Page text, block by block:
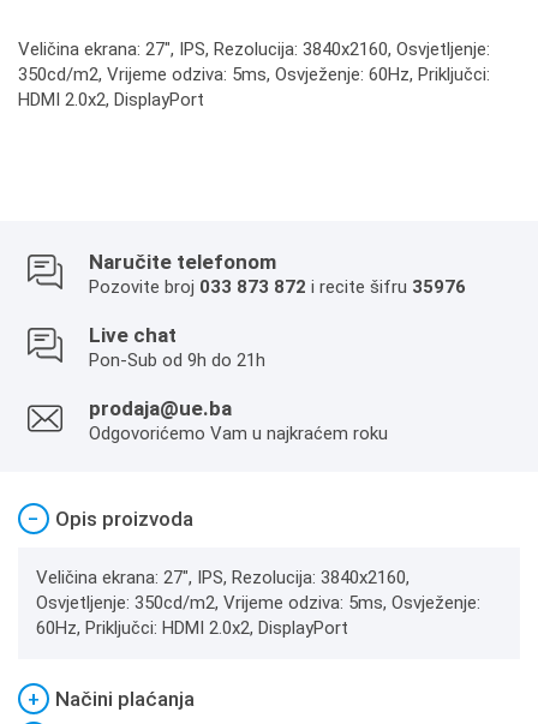
Veličina ekrana: 27", IPS, Rezolucija: 3840x2160, Osvjetljenje:
350cd/m2, Vrijeme odziva: 5ms, Osvježenje: 60Hz, Priključci:
HDMI 2.0x2, DisplayPort
Naručite telefonom
Pozovite broj 033 873 872 i recite šifru 35976
Live chat
Pon-Sub od 9h do 21h
prodaja@ue.ba
Odgovorićemo Vam u najkraćem roku
− Opis proizvoda
Veličina ekrana: 27", IPS, Rezolucija: 3840x2160,
Osvjetljenje: 350cd/m2, Vrijeme odziva: 5ms, Osvježenje:
60Hz, Priključci: HDMI 2.0x2, DisplayPort
+
Načini plaćanja